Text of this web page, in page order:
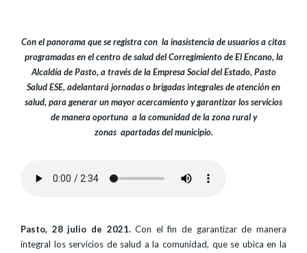
Con el panorama que se registra con la inasistencia de usuarios a citas
programadas en el centro de salud del Corregimiento de El Encano, la
Alcaldía de Pasto, a través de la Empresa Social del Estado, Pasto
Salud ESE, adelantará jornadas o brigadas integrales de atención en
salud, para generar un mayor acercamiento y garantizar los servicios
de manera oportuna a la comunidad de la zona rural y
zonas apartadas del municipio.
Pasto, 28 julio de 2021.Con el fin de garantizar de manera
integral los servicios de salud a la comunidad, que se ubica en la